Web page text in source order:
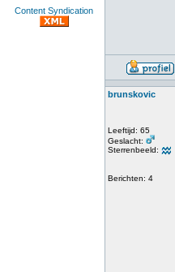
Content Syndication
brunskovic
Leeftijd: 65
Geslacht:
Sterrenbeeld:
Berichten: 4